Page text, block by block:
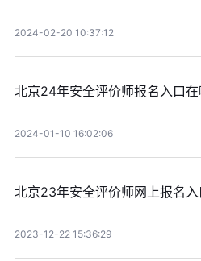
2024-02-20 10:37:12
北京24年安全评价师报名入口在
2024-01-10 16:02:06
北京23年安全评价师网上报名入
2023-12-22 15:36:29